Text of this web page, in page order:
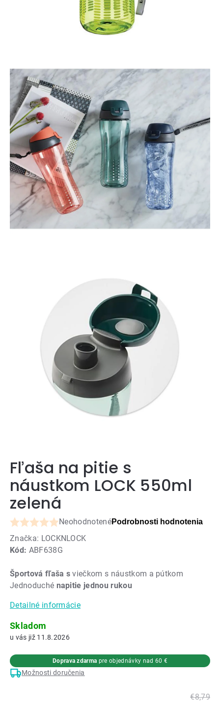
Fľaša na pitie s
náustkom LOCK 550ml
zelená
Kód: ABF638G
Priemerné
hodnotenie
produktu
0,0
z
hviezdičiek.
NeohodnotenéPodrobnosti hodnotenia
Značka: LOCKNLOCK
Športová fľaša s viečkom s náustkom a pútkom
Jednoduché napitie jednou rukou
Detailné informácie
Skladom
11.8.2026
Možnosti doručenia
Doprava zdarma pre objednávky nad 60 €
€8,79